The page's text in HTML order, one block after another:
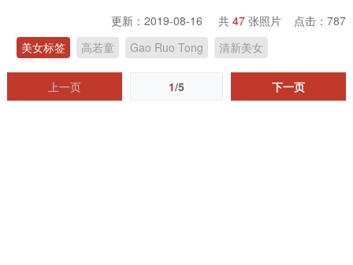
更新：2019-08-16 共47 张照片 点击：787
美女标签
高若童 Gao Ruo Tong 清新美女
上一页 1/5 下一页